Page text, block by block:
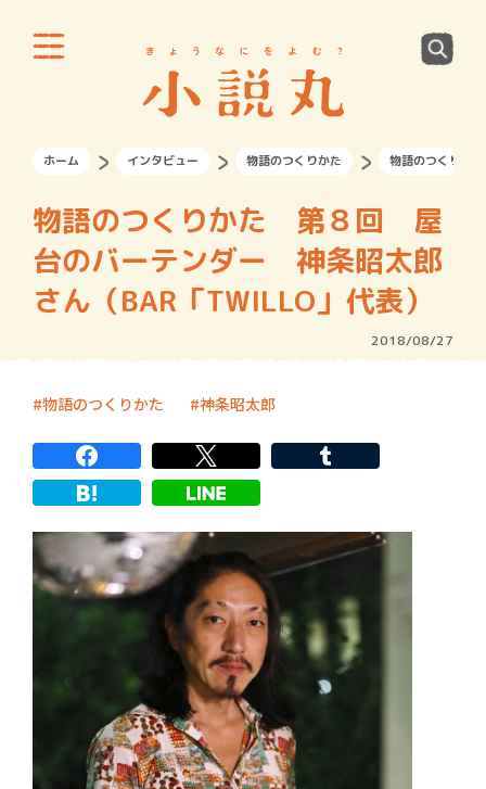
ホーム インタビュー 物語のつくりかた 物語のつくりか
物語のつくりかた 第８回 屋
台のバーテンダー 神条昭太郎
さん（BAR「TWILLO」代表）
2018/08/27
物語のつくりかた 神条昭太郎